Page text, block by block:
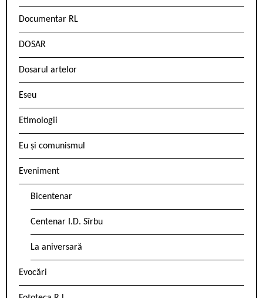
Documentar RL
DOSAR
Dosarul artelor
Eseu
Etimologii
Eu și comunismul
Eveniment
Bicentenar
Centenar I.D. Sîrbu
La aniversară
Evocări